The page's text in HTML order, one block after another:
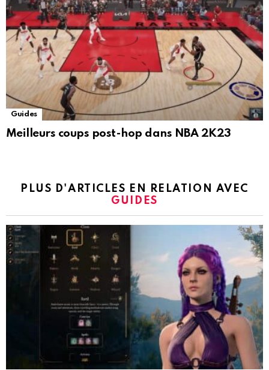
Guides
Meilleurs coups post-hop dans NBA 2K23
PLUS D'ARTICLES EN RELATION AVEC
GUIDES